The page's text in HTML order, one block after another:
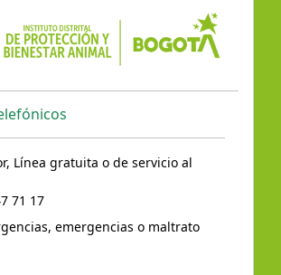
Línea gratuita o de servicio al
71 17
emergencias o maltrato